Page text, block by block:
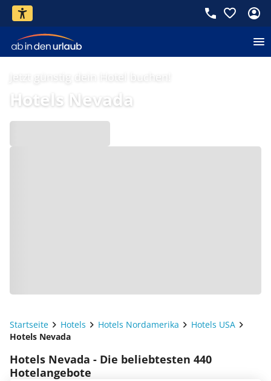
Jetzt günstig dein Hotel buchen!
Hotels Nevada
Startseite Hotels Hotels Nordamerika
Hotels USA
Hotels Nevada
Hotels Nevada - Die beliebtesten 440
Hotelangebote